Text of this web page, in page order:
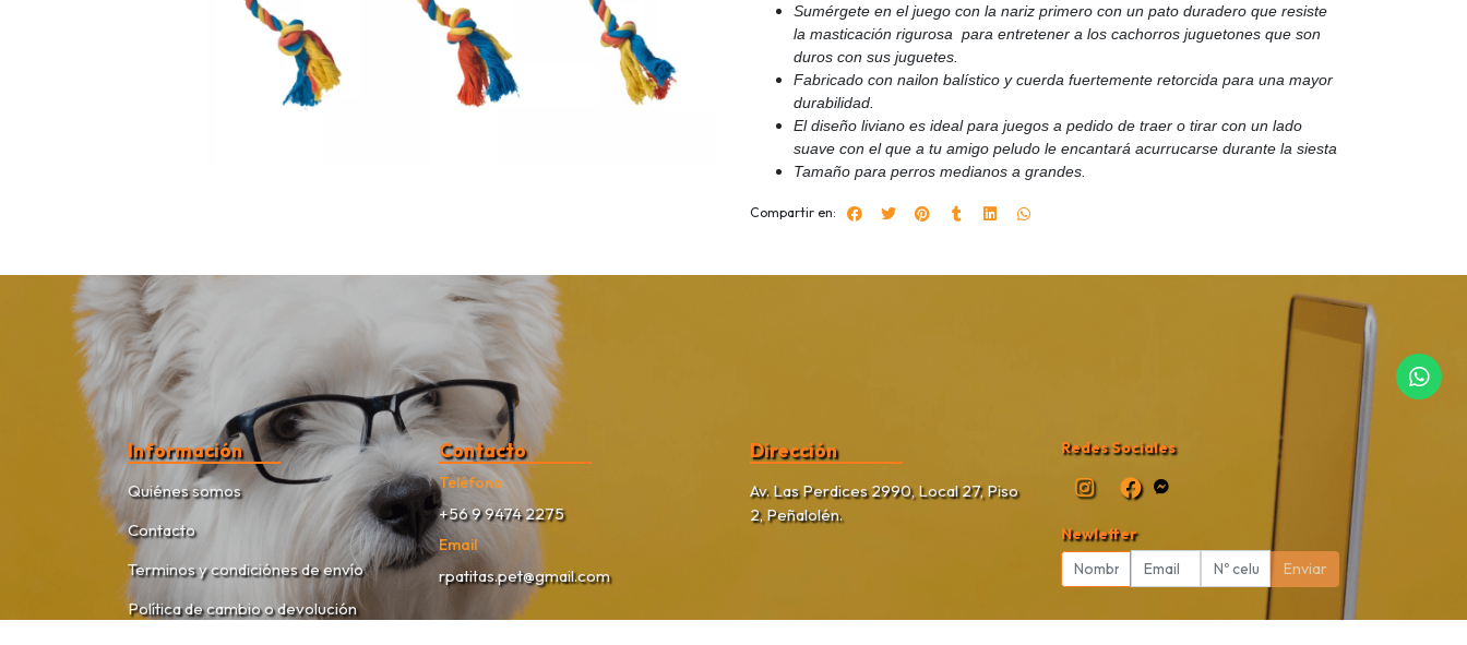
Sumérgete en el juego con la nariz primero con un pato duradero que resiste
la masticación rigurosa para entretener a los cachorros juguetones que son
duros con sus juguetes.
Fabricado con nailon balístico y cuerda fuertemente retorcida para una mayor
durabilidad.
El diseño liviano es ideal para juegos a pedido de traer o tirar con un lado
suave con el que a tu amigo peludo le encantará acurrucarse durante la siesta
Tamaño para perros medianos a grandes.
Compartir en:
Información
Quiénes somos
Contacto
Terminos y condiciónes de envío
Política de cambio o devolución
Contacto
Teléfono
+56 9 9474 2275
Email
rpatitas.pet@gmail.com
Dirección
Av. Las Perdices 2990, Local 27, Piso
2, Peñalolén.
Redes Sociales
Newletter
Enviar